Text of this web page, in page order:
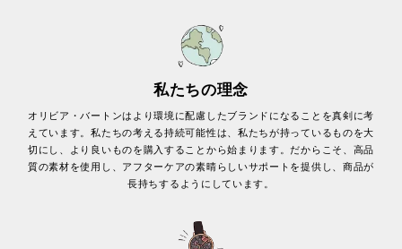
私たちの理念
オリビア・バートンはより環境に配慮したブランドになることを真剣に考
えています。私たちの考える持続可能性は、私たちが持っているものを大
切にし、より良いものを購入することから始まります。だからこそ、高品
質の素材を使用し、アフターケアの素晴らしいサポートを提供し、商品が
長持ちするようにしています。